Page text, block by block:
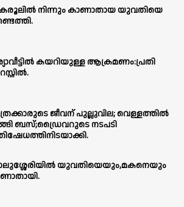
നിന്നും കാണാതായ യുവതിയെ
കയറിയുള്ള ആക്രമണം:പ്രതി
ജീവന് പുല്ലുവില; വെള്ളത്തിൽ
ബസ്;ഡ്രൈവറുടെ നടപടി
യുവതിയെയും,മകനെയും